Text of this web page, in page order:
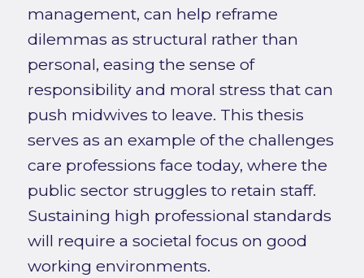
management, can help reframe
dilemmas as structural rather than
personal, easing the sense of
responsibility and moral stress that can
push midwives to leave. This thesis
serves as an example of the challenges
care professions face today, where the
public sector struggles to retain staff.
Sustaining high professional standards
will require a societal focus on good
working environments.